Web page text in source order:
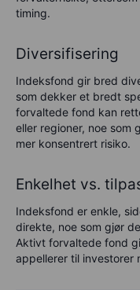
timing.
Diversifisering
Indeksfond gir bred
som dekker et bredt
forvaltede fond kan
eller regioner, noe som
mer konsentrert risiko.
Enkelhet vs.
Indeksfond er enkle,
direkte, noe som gjør
Aktivt forvaltede fond
appellerer til investorer